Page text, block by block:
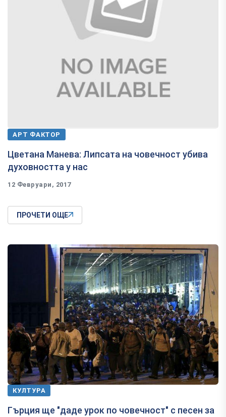
АРТ ФАКТОР
Цветана Манева: Липсата на човечност убива
духовността у нас
12 Февруари, 2017
ПРОЧЕТИ ОЩЕ
КУЛТУРА
Гърция ще "даде урок по човечност" с песен за